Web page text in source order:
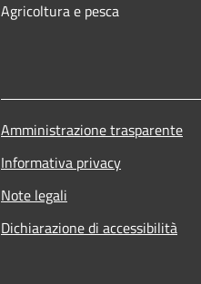
Agricoltura e pesca
Amministrazione trasparente
Informativa privacy
Note legali
Dichiarazione di accessibilità